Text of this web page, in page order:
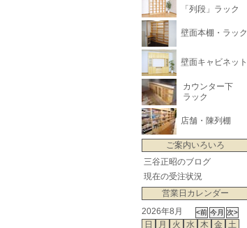
「列段」ラック
壁面本棚・ラック
壁面キャビネット
カウンター下
ラック
店舗・陳列棚
ご案内いろいろ
三谷正昭のブログ
現在の受注状況
営業日カレンダー
2026年8月
日
月 火 水 木 金 土